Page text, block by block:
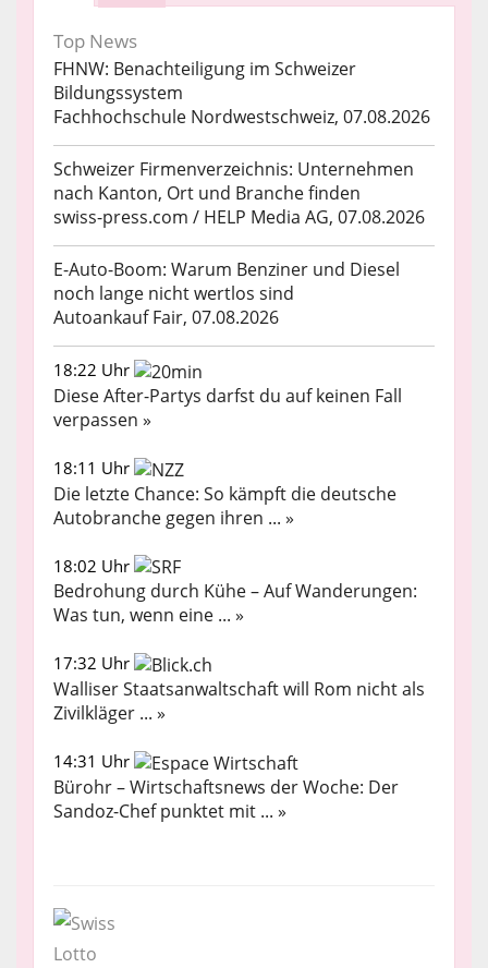
Top News
FHNW: Benachteiligung im Schweizer
Bildungssystem
Fachhochschule Nordwestschweiz, 07.08.2026
Schweizer Firmenverzeichnis: Unternehmen
nach Kanton, Ort und Branche finden
swiss-press.com / HELP Media AG, 07.08.2026
E-Auto-Boom: Warum Benziner und Diesel
noch lange nicht wertlos sind
Autoankauf Fair, 07.08.2026
18:22 Uhr
Diese After-Partys darfst du auf keinen Fall
verpassen »
18:11 Uhr
Die letzte Chance: So kämpft die deutsche
Autobranche gegen ihren ... »
18:02 Uhr
Bedrohung durch Kühe – Auf Wanderungen:
Was tun, wenn eine ... »
17:32 Uhr
Walliser Staatsanwaltschaft will Rom nicht als
Zivilkläger ... »
14:31 Uhr
Bürohr – Wirtschaftsnews der Woche: Der
Sandoz-Chef punktet mit ... »